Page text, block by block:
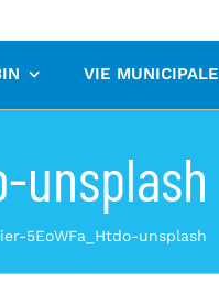
VIE MUNICIPALE
unsplash
5EoWFa_Htdo-unsplash